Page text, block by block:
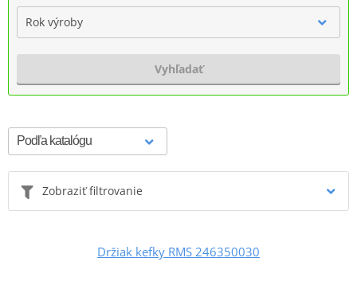
Rok výroby
Vyhľadať
Zobraziť filtrovanie
Držiak kefky RMS 246350030